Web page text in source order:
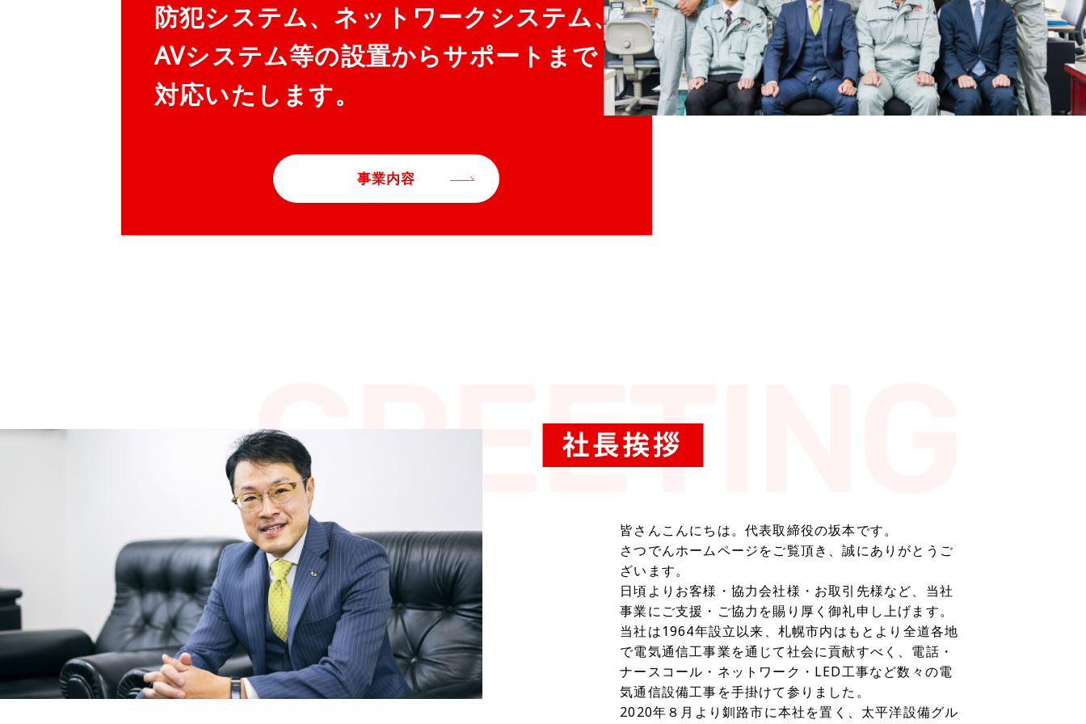
防犯システム、ネットワークシステム、
AVシステム等の設置からサポートまで
対応いたします。
事業内容
皆さんこんにちは。代表取締役の坂本です。
さつでんホームページをご覧頂き、誠にありがとうご
ざいます。
日頃よりお客様・協力会社様・お取引先様など、当社
事業にご支援・ご協力を賜り厚く御礼申し上げます。
当社は1964年設立以来、札幌市内はもとより全道各地
で電気通信工事業を通じて社会に貢献すべく、電話・
ナースコール・ネットワーク・LED工事など数々の電
気通信設備工事を手掛けて参りました。
2020年８月より釧路市に本社を置く、太平洋設備グル